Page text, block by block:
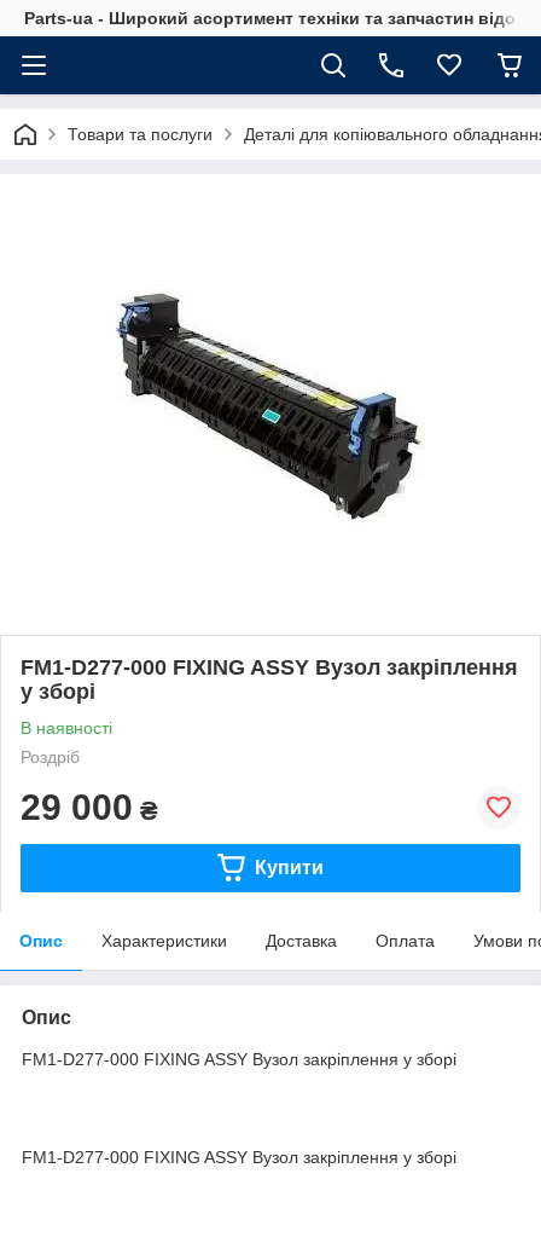
Parts-ua - Широкий асортимент техніки та запчастин
Товари та послуги Деталі для копіювального
FM1-D277-000 FIXING ASSY Вузол закріплення
у зборі
В наявності
Роздріб
29 000 ₴
Купити
Опис Характеристики Доставка Оплата Умови
Опис
FM1-D277-000 FIXING ASSY Вузол закріплення у зборі
FM1-D277-000 FIXING ASSY Вузол закріплення у зборі